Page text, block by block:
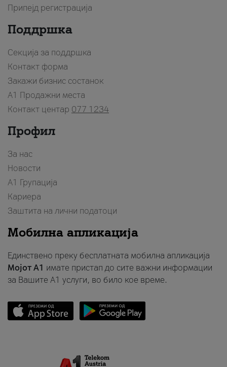
Припејд регистрација
Поддршка
Секција за поддршка
Контакт форма
Закажи бизнис состанок
A1 Продажни места
Контакт центар 077 1234
Профил
За нас
Новости
А1 Групација
Кариера
Заштита на лични податоци
Мобилна апликација
Единствено преку бесплатната мобилна апликација
Мојот A1 имате пристап до сите важни информации
за Вашите A1 услуги, во било кое време.